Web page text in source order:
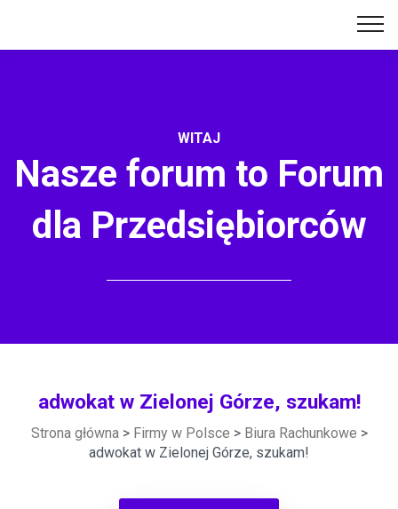
WITAJ
Nasze forum to Forum
dla Przedsiębiorców
adwokat w Zielonej Górze, szukam!
Strona główna> Firmy w Polsce > Biura Rachunkowe >
adwokat w Zielonej Górze, szukam!